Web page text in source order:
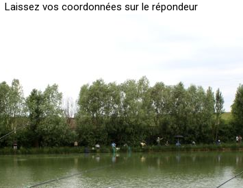
Laissez vos coordonnées sur le répondeur